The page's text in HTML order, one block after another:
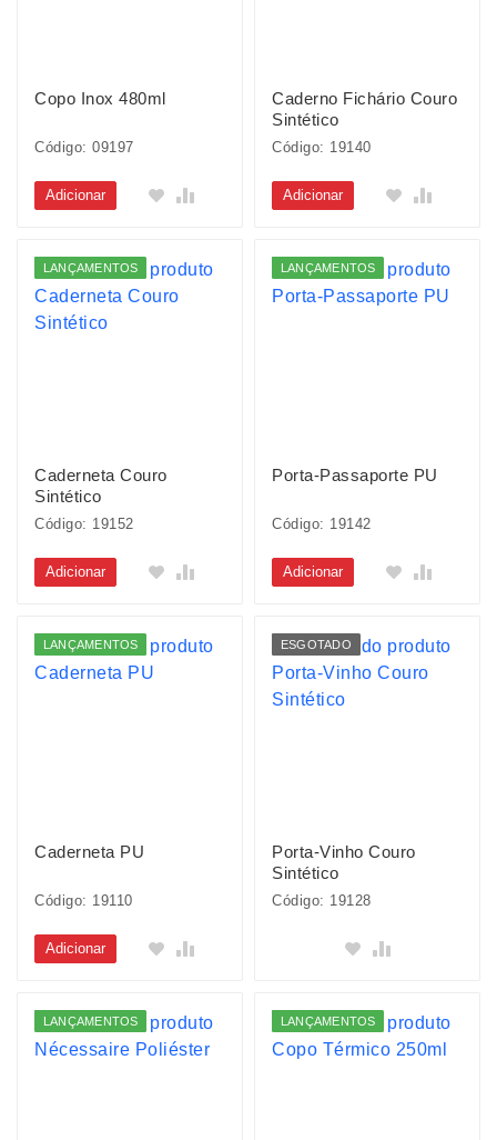
Copo Inox 480ml
Código: 09197
Adicionar
Caderno Fichário Couro
Sintético
Código: 19140
Adicionar
LANÇAMENTOS
Caderneta Couro
Sintético
Código: 19152
Adicionar
LANÇAMENTOS
Porta-Passaporte PU
Código: 19142
Adicionar
LANÇAMENTOS
Caderneta PU
Código: 19110
Adicionar
ESGOTADO
Porta-Vinho Couro
Sintético
Código: 19128
LANÇAMENTOS LANÇAMENTOS